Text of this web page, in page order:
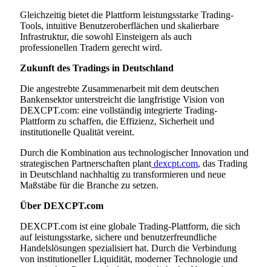
Gleichzeitig bietet die Plattform leistungsstarke Trading-
Tools, intuitive Benutzeroberflächen und skalierbare
Infrastruktur, die sowohl Einsteigern als auch
professionellen Tradern gerecht wird.
Zukunft des Tradings in Deutschland
Die angestrebte Zusammenarbeit mit dem deutschen
Bankensektor unterstreicht die langfristige Vision von
DEXCPT.com: eine vollständig integrierte Trading-
Plattform zu schaffen, die Effizienz, Sicherheit und
institutionelle Qualität vereint.
Durch die Kombination aus technologischer Innovation und
strategischen Partnerschaften plant dexcpt.com, das Trading
in Deutschland nachhaltig zu transformieren und neue
Maßstäbe für die Branche zu setzen.
Über DEXCPT.com
DEXCPT.com ist eine globale Trading-Plattform, die sich
auf leistungsstarke, sichere und benutzerfreundliche
Handelslösungen spezialisiert hat. Durch die Verbindung
von institutioneller Liquidität, moderner Technologie und